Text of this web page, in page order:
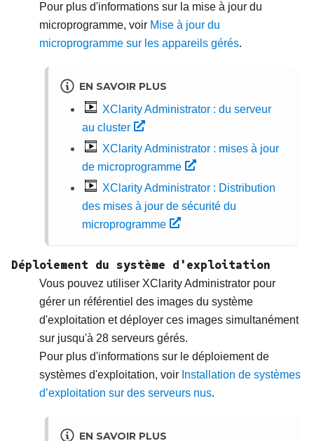
Pour plus d'informations sur la mise à jour du
microprogramme, voir Mise à jour du
microprogramme sur les appareils gérés.
EN SAVOIR PLUS
XClarity Administrator : du serveur
au cluster
XClarity Administrator : mises à jour
de microprogramme
XClarity Administrator : Distribution
des mises à jour de sécurité du
microprogramme
Déploiement du système d'exploitation
Vous pouvez utiliser XClarity Administrator pour
gérer un référentiel des images du système
d'exploitation et déployer ces images simultanément
sur jusqu'à 28 serveurs gérés.
Pour plus d'informations sur le déploiement de
systèmes d'exploitation, voir Installation de systèmes
d’exploitation sur des serveurs nus.
EN SAVOIR PLUS